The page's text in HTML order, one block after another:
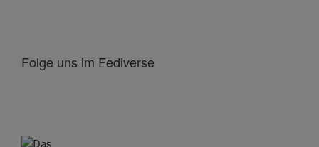
Folge uns im Fediverse